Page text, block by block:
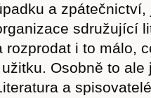
a
sdružující
rozprodat i to málo,
Osobně to
a